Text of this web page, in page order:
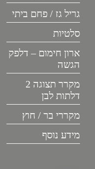
גריל גז / פחם ביתי
סלטיות
ארון חימום – דלפק
הגשה
מקרר תצוגה 2
דלתות לבן
מקררי בר / חוץ
מידע נוסף